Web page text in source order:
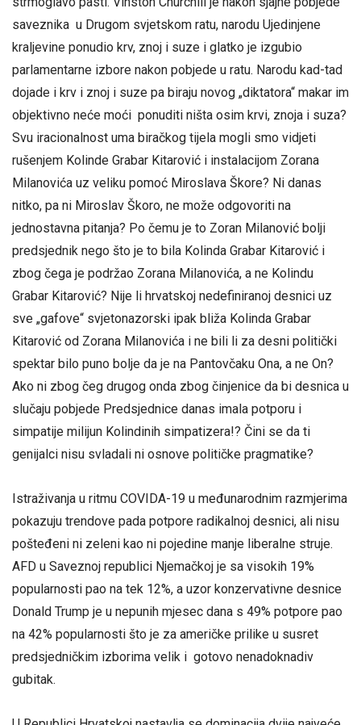
saveznika u Drugom svjetskom ratu, narodu Ujedinjene
kraljevine ponudio krv, znoj i suze i glatko je izgubio
parlamentarne izbore nakon pobjede u ratu. Narodu kad-tad
dojade i krv i znoj i suze pa biraju novog „diktatora“ makar im
objektivno neće moći ponuditi ništa osim krvi, znoja i suza?
Svu iracionalnost uma biračkog tijela mogli smo vidjeti
rušenjem Kolinde Grabar Kitarović i instalacijom Zorana
Milanovića uz veliku pomoć Miroslava Škore? Ni danas
nitko, pa ni Miroslav Škoro, ne može odgovoriti na
jednostavna pitanja? Po čemu je to Zoran Milanović bolji
predsjednik nego što je to bila Kolinda Grabar Kitarović i
zbog čega je podržao Zorana Milanovića, a ne Kolindu
Grabar Kitarović? Nije li hrvatskoj nedefiniranoj desnici uz
sve „gafove“ svjetonazorski ipak bliža Kolinda Grabar
Kitarović od Zorana Milanovića i ne bili li za desni politički
spektar bilo puno bolje da je na Pantovčaku Ona, a ne On?
Ako ni zbog čeg drugog onda zbog činjenice da bi desnica u
slučaju pobjede Predsjednice danas imala potporu i
simpatije milijun Kolindinih simpatizera!? Čini se da ti
genijalci nisu svladali ni osnove političke pragmatike?
Istraživanja u ritmu COVIDA-19 u međunarodnim razmjerima
pokazuju trendove pada potpore radikalnoj desnici, ali nisu
pošteđeni ni zeleni kao ni pojedine manje liberalne struje.
AFD u Saveznoj republici Njemačkoj je sa visokih 19%
popularnosti pao na tek 12%, a uzor konzervativne desnice
Donald Trump je u nepunih mjesec dana s 49% potpore pao
na 42% popularnosti što je za američke prilike u susret
predsjedničkim izborima velik i gotovo nenadoknadiv
gubitak.